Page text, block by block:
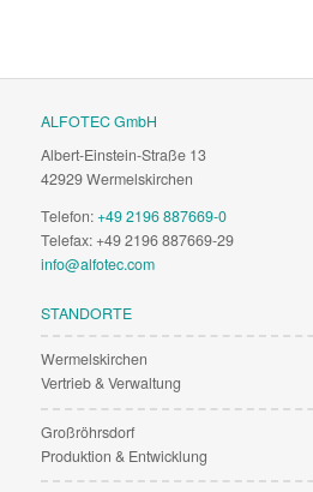
ALFOTEC GmbH
Albert-Einstein-Straße 13
42929 Wermelskirchen
Telefon:+49 2196 887669-0
Telefax: +49 2196 887669-29
info@alfotec.com
STANDORTE
Wermelskirchen
Vertrieb & Verwaltung
Großröhrsdorf
Produktion & Entwicklung